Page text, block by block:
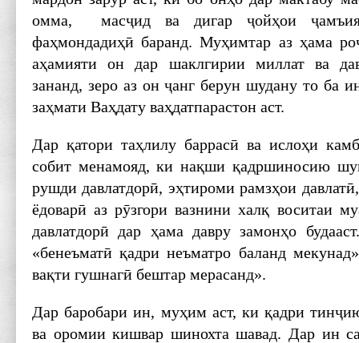
омма, масҷид ва дигар ҷойҳои
фаҳмондадиҳӣ баранд. Муҳимтар аз ҳама
аҳамияти он дар шаклгирии миллат ва
зананд, зеро аз он ҷанг берун шудану то ба
заҳмати Ваҳдату ваҳдатпарастон аст.
Дар қатори таҳлилу баррасӣ ва ислоҳи
собит менамояд, ки нақши қадршиносию
рушди давлатдорӣ, эҳтироми рамзҳои
ёдоварӣ аз рӯзгори вазнини халқ воситаи
давлатдорӣ дар ҳама давру замонҳо
«бенеъматӣ қадри неъматро баланд
вақти гушнагӣ бештар мерасанд».
Дар баробари ин, муҳим аст, ки қадри
ва оромии кишвар шинохта шавад. Дар ин